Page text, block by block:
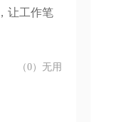
让工作笔
（0）无用